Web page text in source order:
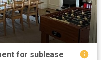
for sublease